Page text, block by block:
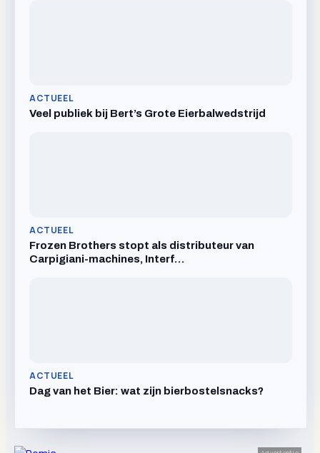
ACTUEEL
Veel publiek bij Bert’s Grote Eierbalwedstrijd
ACTUEEL
Frozen Brothers stopt als distributeur van
Carpigiani-machines, Interf…
ACTUEEL
Dag van het Bier: wat zijn bierbostelsnacks?